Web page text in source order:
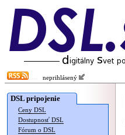
neprihlásený
DSL pripojenie
Ceny DSL
Dostupnosť DSL
Fórum o DSL